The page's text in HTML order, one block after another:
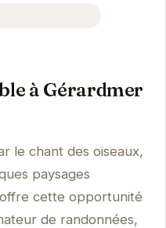
à Gérardmer
le chant des oiseaux,
paysages
cette opportunité
de randonnées,